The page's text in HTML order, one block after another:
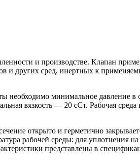
и производстве. Клапан
и других сред, инертных к
минимальное давление в
вязкость — 20 сСт. Рабочая
открыто и герметично
рабочей среды: для
представлены в